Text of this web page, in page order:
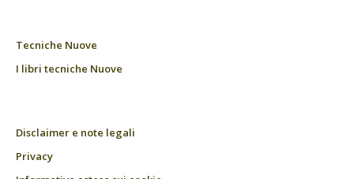
Tecniche Nuove
I libri tecniche Nuove
Disclaimer e note legali
Privacy